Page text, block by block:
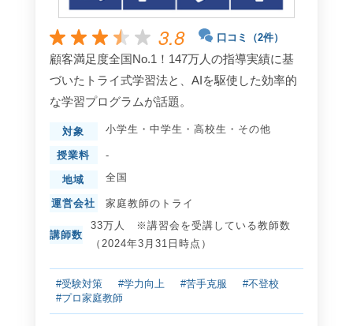
3.8 口コミ（2件）
顧客満足度全国No.1！147万人の指導実績に基
づいたトライ式学習法と、AIを駆使した効率的
な学習プログラムが話題。
対象 小学生 ・ 中学生 ・ 高校生 ・ その他
授業料 -
地域 全国
運営会社 家庭教師のトライ
講師数
33万人 ※講習会を受講している教師数
（2024年3月31日時点）
#受験対策 #学力向上 #苦手克服
#不登校
#プロ家庭教師